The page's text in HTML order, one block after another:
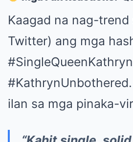
Kaagad na nag-
Twitter) ang mga
ilan sa mga pinaka-